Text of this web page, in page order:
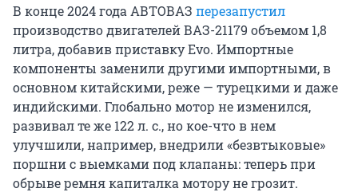
В конце 2024 года АВТОВАЗ перезапустил
производство двигателей ВАЗ-21179 объемом 1,8
литра, добавив приставку Evo. Импортные
компоненты заменили другими импортными, в
основном китайскими, реже — турецкими и даже
индийскими. Глобально мотор не изменился,
развивал те же 122 л. с., но кое-что в нем
улучшили, например, внедрили «безвтыковые»
поршни с выемками под клапаны: теперь при
обрыве ремня капиталка мотору не грозит.